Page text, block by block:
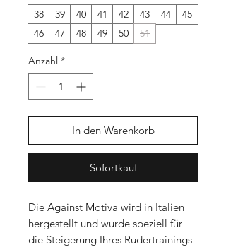
38
39 40 41 42 43 44
45
46
47 48 49 50 51
Anzahl *
In den Warenkorb
Sofortkauf
Die Against Motiva wird in Italien
hergestellt und wurde speziell für
die Steigerung Ihres Rudertrainings